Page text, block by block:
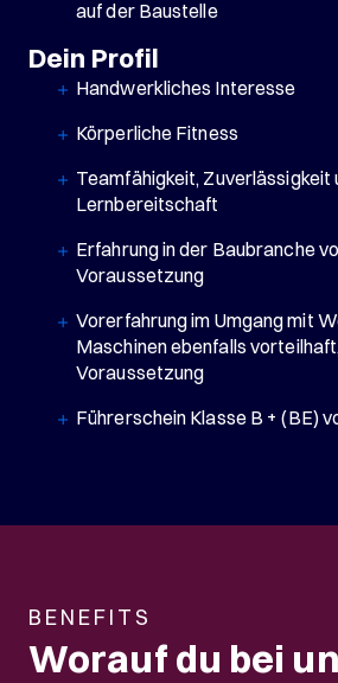
auf der Baustelle
Dein Profil
Handwerkliches Interesse
Körperliche Fitness
Teamfähigkeit, Zuverlässigkeit
Lernbereitschaft
Erfahrung in der Baubranche
Voraussetzung
Vorerfahrung im Umgang mit
Maschinen ebenfalls
Voraussetzung
Führerschein Klasse B + (BE)
BENEFITS
Worauf du bei